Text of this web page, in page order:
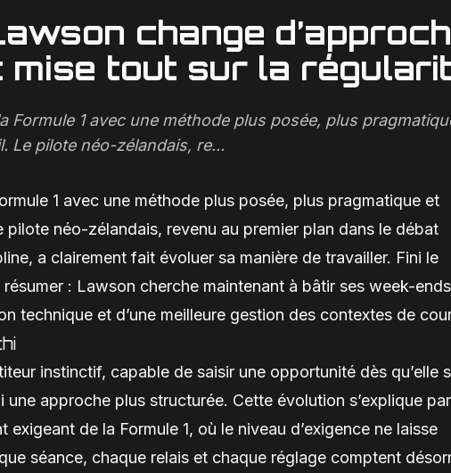
change
mise tout sur la
Formule 1 avec une méthode plus posée, plus
Le pilote néo-zélandais, re...
1 avec une méthode plus posée, plus pragmatique et
néo-zélandais, revenu au premier plan dans le débat
a clairement fait évoluer sa manière de travailler. Fini le
: Lawson cherche maintenant à bâtir ses week-ends
technique et d’une meilleure gestion des contextes de
instinctif, capable de saisir une opportunité dès qu’elle
approche plus structurée. Cette évolution s’explique
exigeant de la Formule 1, où le niveau d’exigence ne laisse
séance, chaque relais et chaque réglage comptent